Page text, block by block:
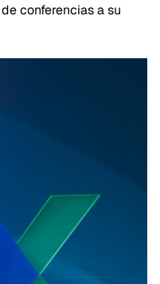
conferencias a su